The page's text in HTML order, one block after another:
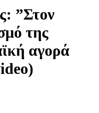
”Στον
της
αγορά